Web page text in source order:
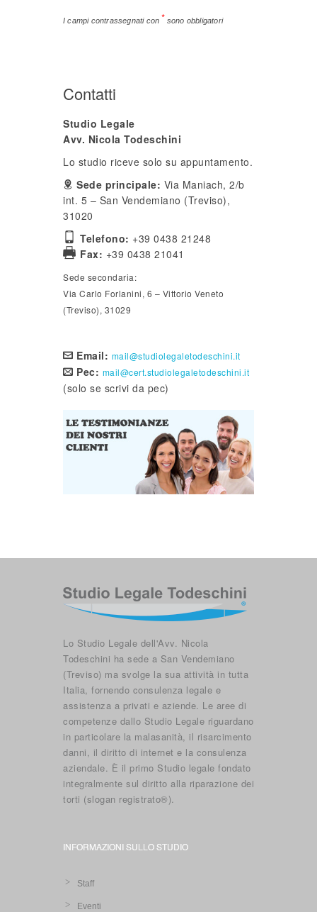
I campi contrassegnati con * sono obbligatori
Contatti
Studio Legale
Avv. Nicola Todeschini
Lo studio riceve solo su appuntamento.
Sede principale: Via Maniach, 2/b
int. 5 – San Vendemiano (Treviso),
31020
Telefono: +39 0438 21248
Fax: +39 0438 21041
Sede secondaria:
Via Carlo Forlanini, 6 – Vittorio Veneto
(Treviso), 31029
Email: mail@studiolegaletodeschini.it
Pec: mail@cert.studiolegaletodeschini.it
(solo se scrivi da pec)
Lo Studio Legale dell'Avv. Nicola
Todeschini ha sede a San Vendemiano
(Treviso) ma svolge la sua attività in tutta
Italia, fornendo consulenza legale e
assistenza a privati e aziende. Le aree di
competenze dallo Studio Legale riguardano
in particolare la malasanità, il risarcimento
danni, il diritto di internet e la consulenza
aziendale. È il primo Studio legale fondato
integralmente sul diritto alla riparazione dei
torti (slogan registrato®).
INFORMAZIONI SULLO STUDIO
Staff
Eventi